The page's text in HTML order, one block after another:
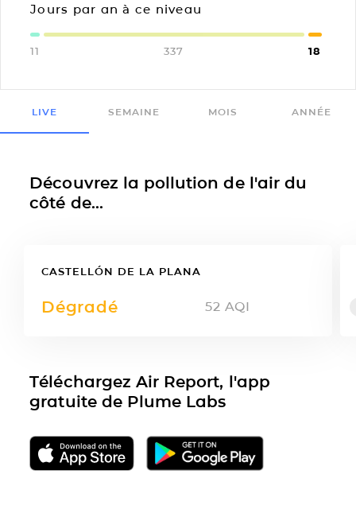
Jours par an à ce niveau
11 337 18
LIVE SEMAINE MOIS ANNÉE
Découvrez la pollution de l'air du
côté de...
CASTELLÓN DE LA PLANA
Dégradé 52 AQI
Téléchargez Air Report, l'app
gratuite de Plume Labs